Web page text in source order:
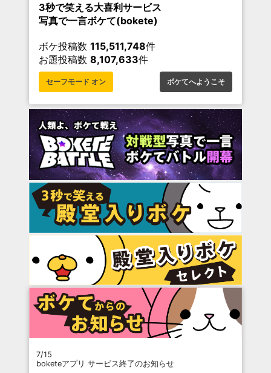
3秒で笑える大喜利サービス
写真で一言ボケて(bokete)
ボケ投稿数 115,511,748件
お題投稿数 8,107,633件
セーフモード オン ボケてへようこそ
7/15
boketeアプリ サービス終了のお知らせ